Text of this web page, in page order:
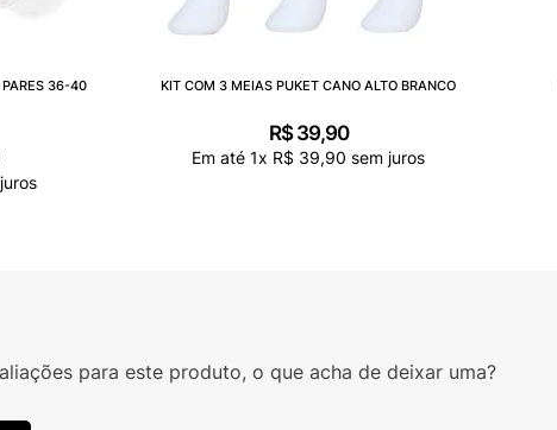
36-40
KIT COM 3 MEIAS PUKET CANO ALTO BRANCO
R$ 39,90
Em até 1x R$ 39,90 sem juros
para este produto, o que acha de deixar uma?